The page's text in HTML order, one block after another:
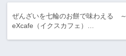
ぜんざいを七輪のお餅で味わえる ～
eXcafe（イクスカフェ）…